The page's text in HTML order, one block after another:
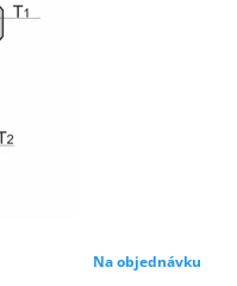
Na objednávku